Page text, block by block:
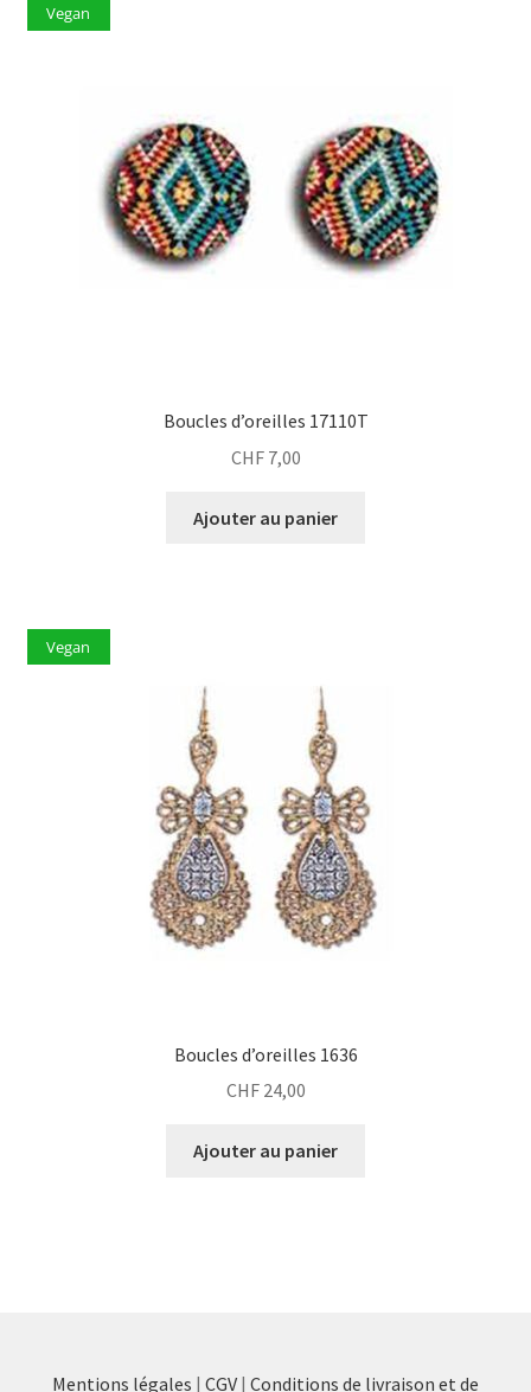
Vegan
Boucles d’oreilles 17110T
CHF7,00
Ajouter au panier
Vegan
Boucles d’oreilles 1636
CHF24,00
Ajouter au panier
Mentions légales | CGV | Conditions de livraison et de